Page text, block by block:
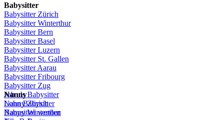
Babysitter
Babysitter Zürich
Babysitter Winterthur
Babysitter Bern
Babysitter Basel
BabysitterLuzern
Babysitter St. Gallen
BabysitterAarau
BabysitterFribourg
Babysitter Zug
JobalsBabysitter
LohnBabysitter
Babysitterwerden
Nanny
NannyZürich
Nanny Winterthur